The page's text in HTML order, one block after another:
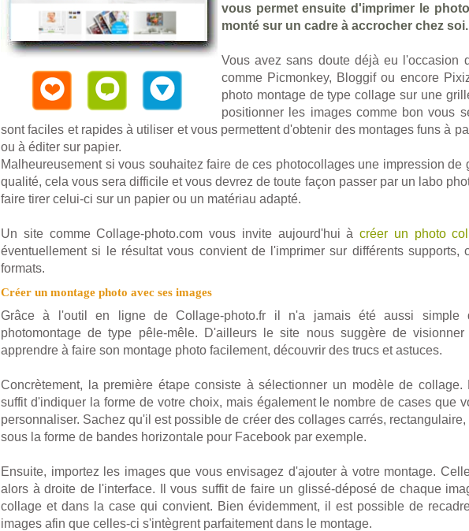
vous permet ensuite d'imprimer le
monté sur un cadre à accrocher chez soi.
Vous avez sans doute déjà eu l'occasion
comme Picmonkey, Bloggif ou encore
photo montage de type collage sur une
positionner les images comme bon vous
sont faciles et rapides à utiliser et vous permettent d'obtenir des montages funs à
ou à éditer sur papier.
Malheureusement si vous souhaitez faire de ces photocollages une impression de
qualité, cela vous sera difficile et vous devrez de toute façon passer par un labo
faire tirer celui-ci sur un papier ou un matériau adapté.
Un site comme Collage-photo.com vous invite aujourd'hui àcréer un photo
éventuellement si le résultat vous convient de l'imprimer sur différents supports,
formats.
Créer un montage photo avec ses images
Grâce à l'outil en ligne de Collage-photo.fr il n'a jamais été aussi simple
photomontage de type pêle-mêle. D'ailleurs le site nous suggère de
apprendre à faire son montage photo facilement, découvrir des trucs et astuces.
Concrètement, la première étape consiste à sélectionner un modèle de
suffit d'indiquer la forme de votre choix, mais également le nombre de cases que
personnaliser. Sachez qu'il est possible de créer des collages carrés,
sous la forme de bandes horizontale pour Facebook par exemple.
Ensuite, importez les images que vous envisagez d'ajouter à votre montage.
alors à droite de l'interface. Il vous suffit de faire un glissé-déposé de chaque
collage et dans la case qui convient. Bien évidemment, il est possible de
images afin que celles-ci s'intègrent parfaitement dans le montage.